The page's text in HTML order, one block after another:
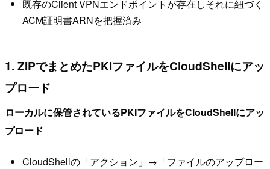
既存のClient VPNエンドポイントが存在しそれに紐づく
ACM証明書ARNを把握済み
1. ZIPでまとめたPKIファイルをCloudShellにアッ
プロード
ローカルに保管されているPKIファイルをCloudShellにアッ
プロード
CloudShellの「アクション」→「ファイルのアップロー